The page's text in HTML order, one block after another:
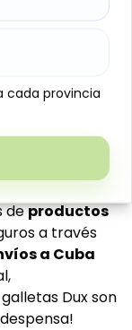
la
quesos,
deproductos
a través
a Cuba
Dux son
cada provincia
cada provincia